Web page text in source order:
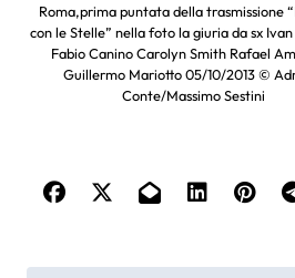
Roma,prima puntata della trasmissione
con le Stelle” nella foto la giuria da sx
Fabio Canino Carolyn Smith Rafael
Guillermo Mariotto 05/10/2013 ©
Conte/Massimo Sestini